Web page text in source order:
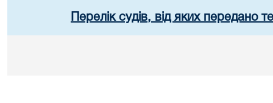
Перелік судів, від яких передано